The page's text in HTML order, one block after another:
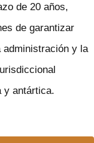
de 20 años,
de garantizar
y la
y antártica.